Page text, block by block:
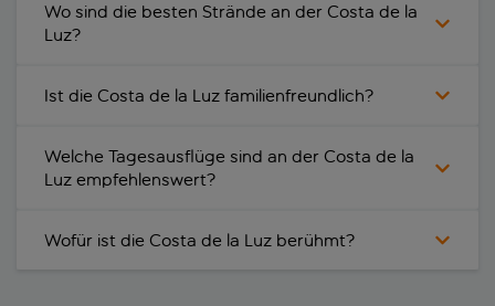
Wo sind die besten Strände an der Costa de la
Luz?
Ist die Costa de la Luz familienfreundlich?
Welche Tagesausflüge sind an der Costa de la
Luz empfehlenswert?
Wofür ist die Costa de la Luz berühmt?